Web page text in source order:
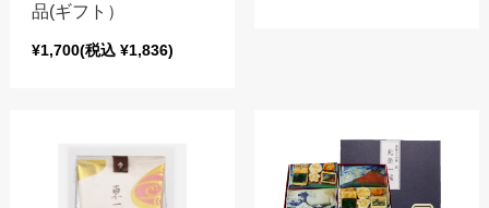
品(ギフト）
¥1,700(税込 ¥1,836)